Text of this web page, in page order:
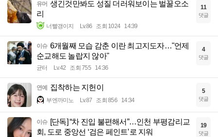
유머 생긴것만봐도 성질 더러워보이는 벌꿀오소
리
너빨갱이지 Lv.86 조회 1024 14:39
11
댓글
이슈 6개월째 모습 감춘 이란 최고지도자…"언제
순교해도 놀랍지 않아"
균터 Lv.42 조회 755 14:36
4
댓글
연예 집착하는 지헌이
부엔까미노 Lv.87 조회 856 14:34
5
댓글
이슈 [단독] “차 진입 불편해서”…인천 부평감리교
회, 도로 중앙선 ‘검은 페인트’로 지워
19
댓글